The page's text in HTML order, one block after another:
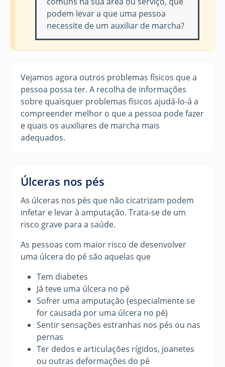
podem levar a que uma pessoa
necessite de um auxiliar de marcha?
Vejamos agora outros problemas físicos que a
pessoa possa ter. A recolha de informações
sobre quaisquer problemas físicos ajudá-lo-á a
compreender melhor o que a pessoa pode fazer
e quais os auxiliares de marcha mais
adequados.
Úlceras nos pés
As úlceras nos pés que não cicatrizam podem
infetar e levar à amputação. Trata-se de um
risco grave para a saúde.
As pessoas com maior risco de desenvolver
uma úlcera do pé são aquelas que
Tem diabetes
Já teve uma úlcera no pé
Sofrer uma amputação (especialmente se
for causada por uma úlcera no pé)
Sentir sensações estranhas nos pés ou nas
pernas
Ter dedos e articulações rígidos, joanetes
ou outras deformações do pé